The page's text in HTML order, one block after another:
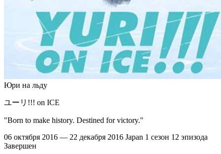
Юри на льду
ユーリ!!! on ICE
"Born to make history. Destined for victory."
06 октября 2016 — 22 декабря 2016 Japan 1 сезон 12 эпизода
Завершен